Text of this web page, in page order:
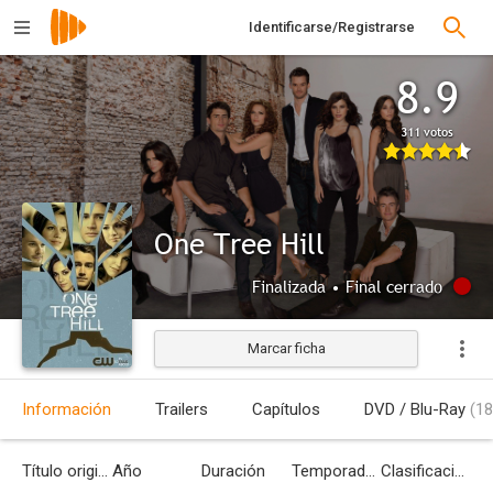
Identificarse/Registrarse
8.9
311 votos
One Tree Hill
Finalizada • Final cerrado
Marcar ficha
Información Trailers Capítulos DVD / Blu-Ray
Título original Año Duración Temporadas Clasificación por edades